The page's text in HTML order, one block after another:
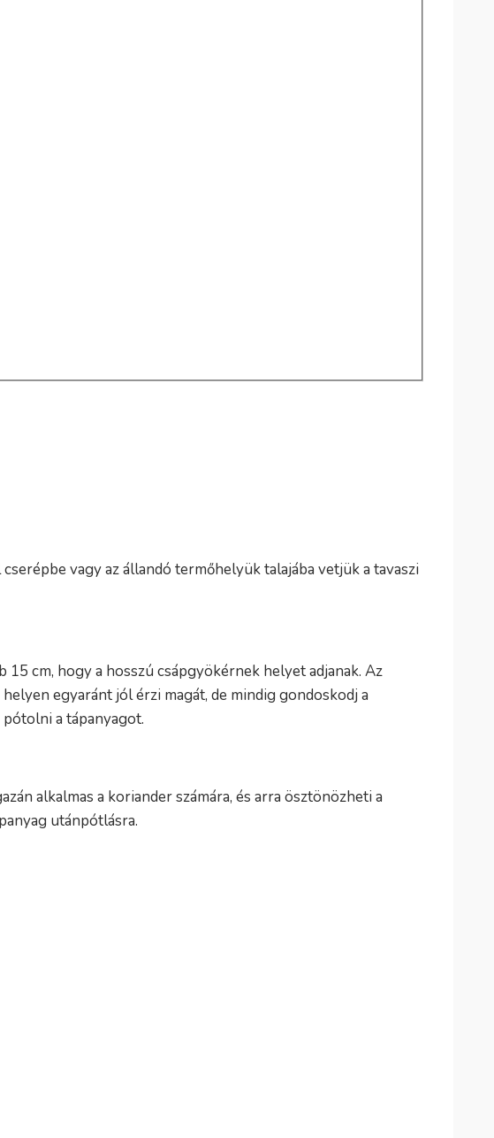
vagy az állandó termőhelyük talajába vetjük a tavaszi
cm, hogy a hosszú csápgyökérnek helyet adjanak. Az
egyaránt jól érzi magát, de mindig gondoskodj a
a tápanyagot.
alkalmas a koriander számára, és arra ösztönözheti a
utánpótlásra.